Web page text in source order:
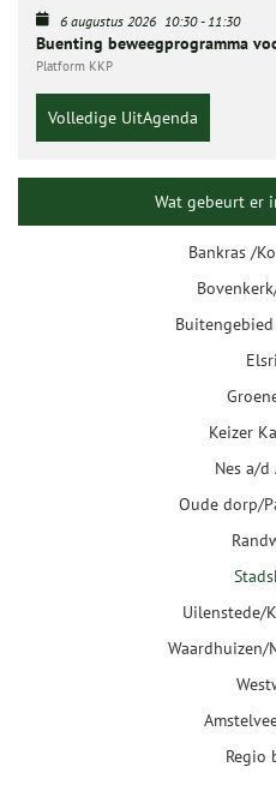
6 augustus 2026 10:30- 11:30
Buenting beweegprogramma
Platform KKP
Volledige UitAgenda
Wat gebeurt er
Bankras /
Keizer
Nes a/d
Oude dorp/
Uilenstede/
Waardhuizen/
Regio